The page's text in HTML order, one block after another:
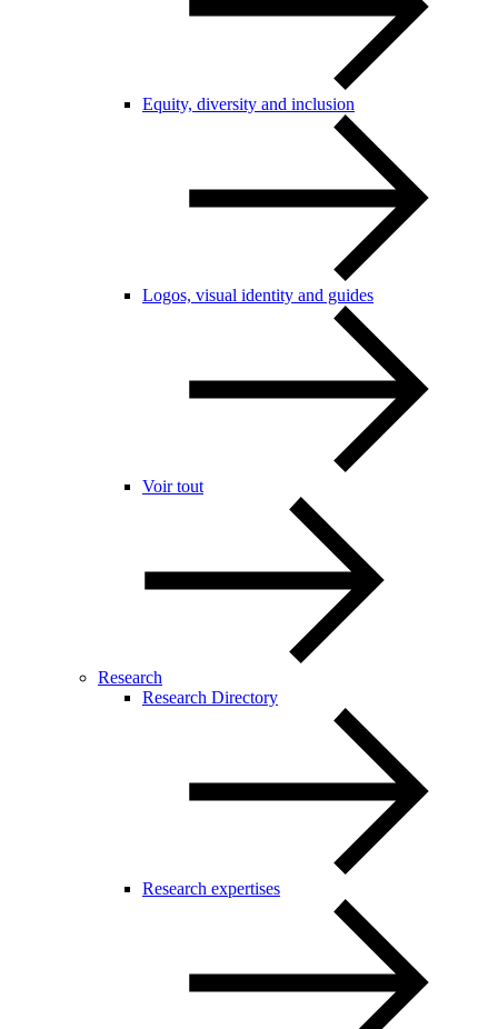
Equity, diversity and inclusion
Logos, visual identity and guides
Voir tout
Research
Research Directory
Research expertises